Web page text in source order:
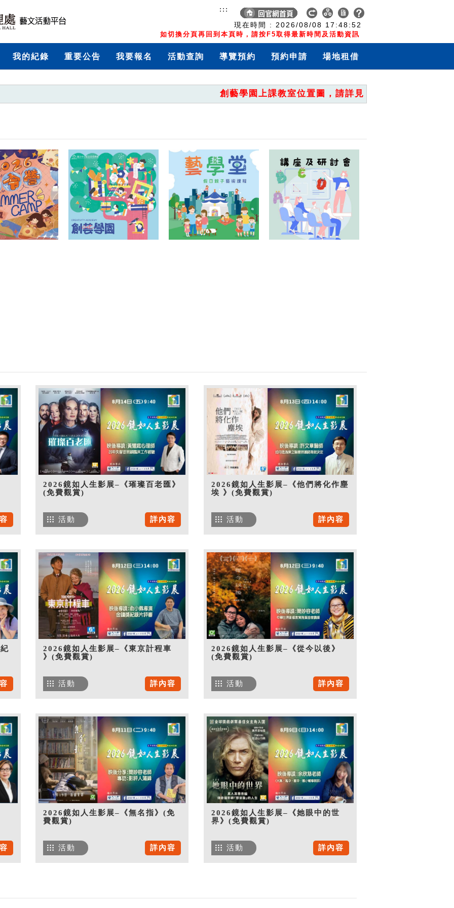
現在時間 : 2026/08/08 17:48:53
如切換分頁再回到本頁時，請按F5取得最新時間及活動資訊
:::
我的紀錄 重要公告 我要報名 活動查詢 導覽預約 預約申請 場地租借
創藝學園上課教室位置圖，請詳見「重要公告」。
2026鏡如人生影展–《璀璨百老匯》
(免費觀賞)
詳內容
活動
2026鏡如人生影展–《他們將化作塵
埃 》(免費觀賞)
詳內容
活動
2026鏡如人生影展–《東京計程車
》(免費觀賞)
詳內容
活動
2026鏡如人生影展–《從今以後》
(免費觀賞)
詳內容
活動
2026鏡如人生影展–《無名指》(免
費觀賞)
詳內容
活動
2026鏡如人生影展–《她眼中的世
界》(免費觀賞)
詳內容
活動